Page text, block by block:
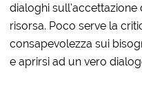
dialoghi
risorsa. Poco serve la
consapevolezza sui
e aprirsi ad un vero